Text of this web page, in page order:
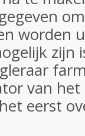
worden
zijn
van
eerst